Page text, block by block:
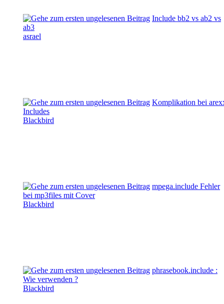
Include bb2 vs ab2 vs
ab3
asrael
Komplikation bei
Includes
Blackbird
mpega.include Fehler
bei mp3files mit Cover
Blackbird
phrasebook.include :
Wie verwenden ?
Blackbird